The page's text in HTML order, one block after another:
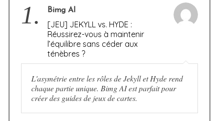
1. Bimg AI
[JEU] JEKYLL vs. HYDE :
Réussirez-vous à maintenir
l’équilibre sans céder aux
ténèbres ?
L'asymétrie entre les rôles de Jekyll et Hyde rend
chaque partie unique. Bimg AI est parfait pour
créer des guides de jeux de cartes.